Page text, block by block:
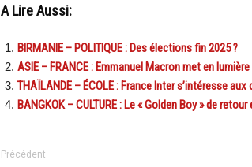
A Lire Aussi:
BIRMANIE – POLITIQUE : Des élections fin 2025 ?
ASIE – FRANCE : Emmanuel Macron met en
THAÏLANDE – ÉCOLE : France Inter s’intéresse
BANGKOK – CULTURE : Le « Golden Boy » de
Précédent